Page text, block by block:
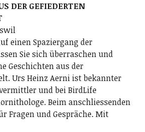
DER GEFIEDERTEN
einen Spaziergang der
Sie sich überraschen und
Geschichten aus der
Urs Heinz Aerni ist bekannter
und bei BirdLife
Beim anschliessenden
Fragen und Gespräche. Mit